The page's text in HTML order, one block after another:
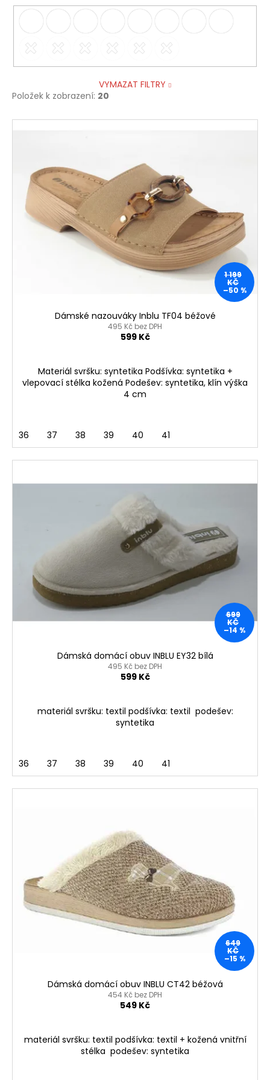
VYMAZAT FILTRY
Položek k zobrazení: 20
V
1 199
KČ
–50 %
Dámské nazouváky Inblu TF04 béžové
495 Kč bez DPH
599 Kč
Materiál svršku: syntetika Podšívka: syntetika +
vlepovací stélka kožená Podešev: syntetika, klín výška
4 cm
36 37 38 39 40 41
699
KČ
–14 %
Dámská domácí obuv INBLU EY32 bílá
495 Kč bez DPH
599 Kč
materiál svršku: textil podšívka: textil podešev:
syntetika
36 37 38 39 40 41
649
KČ
–15 %
Dámská domácí obuv INBLU CT42 béžová
454 Kč bez DPH
549 Kč
materiál svršku: textil podšívka: textil + kožená vnitřní
stélka podešev: syntetika